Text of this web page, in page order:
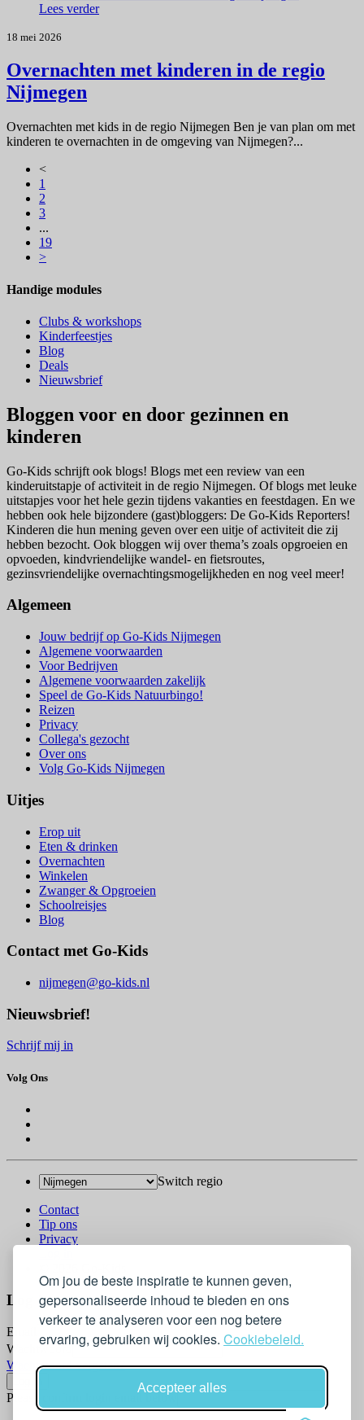
Om jou de beste inspiratie te kunnen geven,
gepersonaliseerde inhoud te bieden en ons
verkeer te analyseren voor een nog betere
ervaring, gebruiken wij cookies. Cookiebeleid.
Accepteer alles
Lees verder
18 mei 2026
Overnachten met kinderen in de regio
Nijmegen
Overnachten met kids in de regio Nijmegen Ben je van plan om met
kinderen te overnachten in de omgeving van Nijmegen?...
<
1
2
3
...
19
>
Handige modules
Clubs & workshops
Kinderfeestjes
Blog
Deals
Nieuwsbrief
Bloggen voor en door gezinnen en
kinderen
Go-Kids schrijft ook blogs! Blogs met een review van een
kinderuitstapje of activiteit in de regio Nijmegen. Of blogs met leuke
uitstapjes voor het hele gezin tijdens vakanties en feestdagen. En we
hebben ook hele bijzondere (gast)bloggers: De Go-Kids Reporters!
Kinderen die hun mening geven over een uitje of activiteit die zij
hebben bezocht. Ook bloggen wij over thema’s zoals opgroeien en
opvoeden, kindvriendelijke wandel- en fietsroutes,
gezinsvriendelijke overnachtingsmogelijkheden en nog veel meer!
Algemeen
Jouw bedrijf op Go-Kids Nijmegen
Algemene voorwaarden
Voor Bedrijven
Algemene voorwaarden zakelijk
Speel de Go-Kids Natuurbingo!
Reizen
Privacy
Collega's gezocht
Over ons
Volg Go-Kids Nijmegen
Uitjes
Erop uit
Eten & drinken
Overnachten
Winkelen
Zwanger & Opgroeien
Schoolreisjes
Blog
Contact met Go-Kids
nijmegen@go-kids.nl
Nieuwsbrief!
Schrijf mij in
Volg Ons
Switch regio
Contact
Tip ons
Privacy
Log In
Email
Wachtwoord
Wachtwoord vergeten?
Please confirm login email below